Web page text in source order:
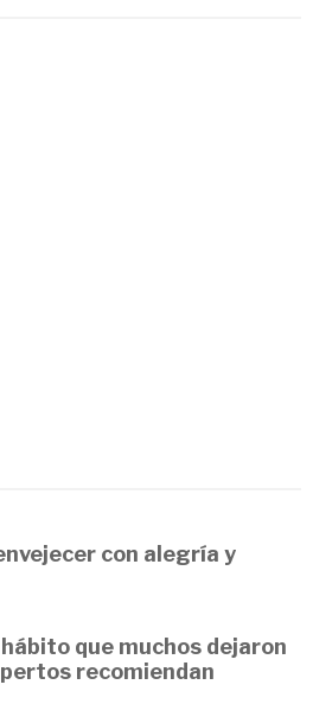
con alegría y
que muchos dejaron
recomiendan